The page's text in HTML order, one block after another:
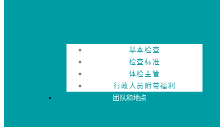
基本检查
检查标准
体检主管
行政人员附带福利
团队和地点